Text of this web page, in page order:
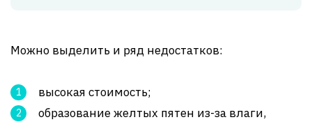
Можно выделить и ряд недостатков:
высокая стоимость;
образование желтых пятен из-за влаги,